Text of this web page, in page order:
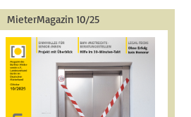
MieterMagazin 10/25